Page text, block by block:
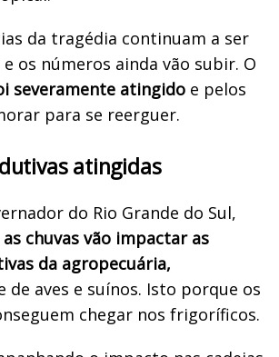
da tragédia continuam a ser
os números ainda vão subir. O
severamente atingido e pelos
para se reerguer.
atingidas
do Rio Grande do Sul,
as chuvas vão impactar as
da agropecuária,
de aves e suínos. Isto porque os
chegar nos frigoríficos.